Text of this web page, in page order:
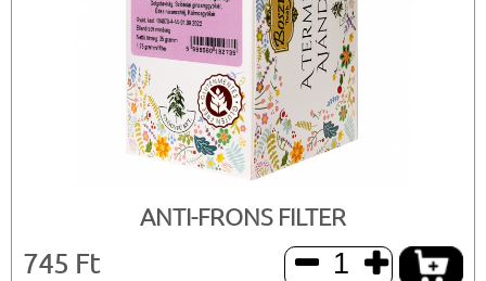
ANTI-FRONS FILTER
745 Ft  